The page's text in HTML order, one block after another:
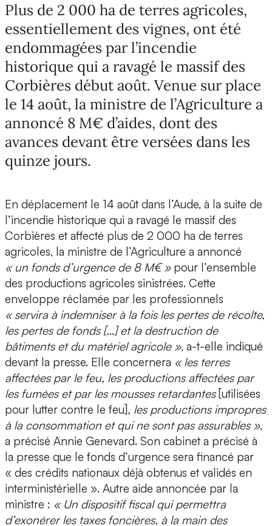
Plus de 2 000 ha de terres agricoles,
essentiellement des vignes, ont été
endommagées par l’incendie
historique qui a ravagé le massif des
Corbières début août. Venue sur place
le 14 août, la ministre de l’Agriculture a
annoncé 8 M€ d’aides, dont des
avances devant être versées dans les
quinze jours.
En déplacement le 14 août dans l’Aude, à la suite de
l’incendie historique qui a ravagé le massif des
Corbières et affecté plus de 2 000 ha de terres
agricoles, la ministre de l’Agriculture a annoncé
« un fonds d’urgence de 8 M€ »pour l’ensemble
des productions agricoles sinistrées. Cette
enveloppe réclamée par les professionnels
« servira à indemniser à la fois les pertes de récolte,
les pertes de fonds […] et la destruction de
bâtiments et du matériel agricole », a-t-elle indiqué
devant la presse. Elle concernera « les terres
affectées par le feu, les productions affectées par
les fumées et par les mousses retardantes [utilisées
pour lutter contre le feu], les productions impropres
à la consommation et qui ne sont pas assurables »,
a précisé Annie Genevard. Son cabinet a précisé à
la presse que le fonds d’urgence sera financé par
« des crédits nationaux déjà obtenus et validés en
interministérielle ». Autre aide annoncée par la
ministre : « Un dispositif fiscal qui permettra
d’exonérer les taxes foncières, à la main des